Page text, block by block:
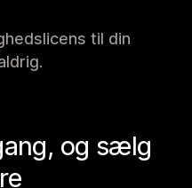
til din
og sælg